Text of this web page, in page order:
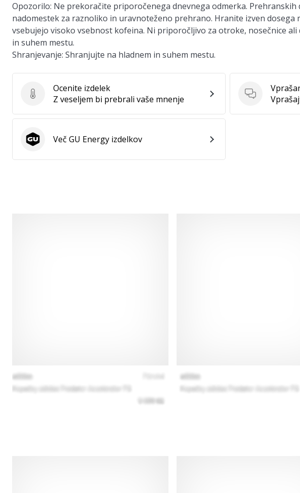
Opozorilo: Ne prekoračite priporočenega dnevnega odmerka.
nadomestek za raznoliko in uravnoteženo prehrano. Hranite izven
vsebujejo visoko vsebnost kofeina. Ni priporočljivo za otroke, nosečnice ali
in suhem mestu.
Shranjevanje: Shranjujte na hladnem in suhem mestu.
Ocenite izdelek
Ocenite izdelek
Z veseljem bi prebrali vaše mnenje
Vprašanja
GU EnergyVeč GU Energy izdelkov